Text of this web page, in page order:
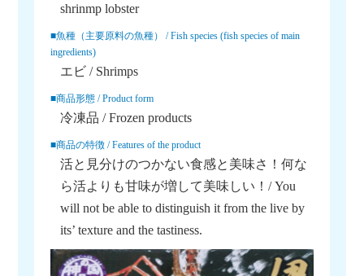
shrinmp lobster
■魚種（主要原料の魚種） / Fish species (fish species of main
ingredients)
エビ / Shrimps
■商品形態 / Product form
冷凍品 / Frozen products
■商品の特徴 / Features of the product
活と見分けのつかない食感と美味さ！何な
ら活よりも甘味が増して美味しい！/ You
will not be able to distinguish it from the live by
its’ texture and the tastiness.